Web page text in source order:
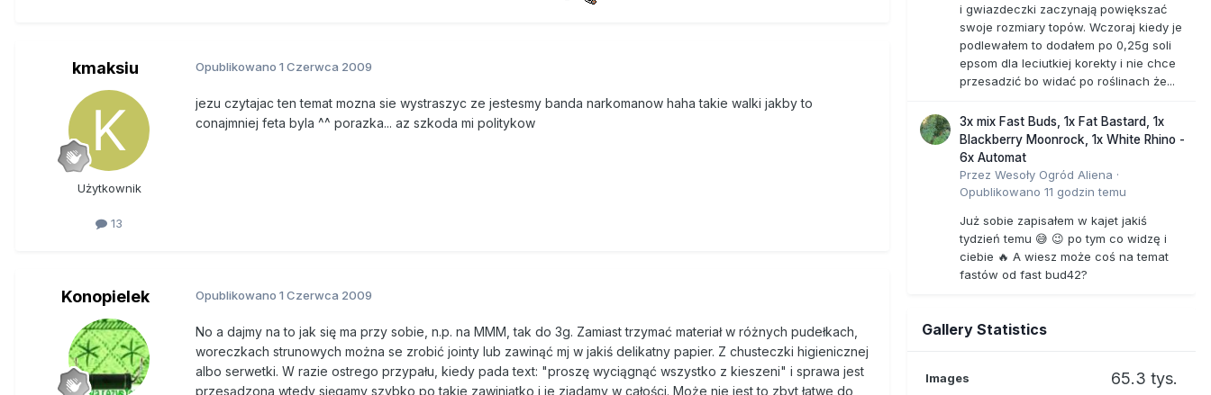
kmaksiu
Użytkownik
13
Opublikowano 1 Czerwca 2009
jezu czytajac ten temat mozna sie wystraszyc ze jestesmy banda narkomanow haha takie walki jakby to
conajmniej feta byla ^^ porazka... az szkoda mi politykow
Konopielek Opublikowano 1 Czerwca 2009
No a dajmy na to jak się ma przy sobie, n.p. na MMM, tak do 3g. Zamiast trzymać materiał w różnych pudełkach,
woreczkach strunowych można se zrobić jointy lub zawinąć mj w jakiś delikatny papier. Z chusteczki higienicznej
albo serwetki. W razie ostrego przypału, kiedy pada text: "proszę wyciągnąć wszystko z kieszeni" i sprawa jest
przesądzona wtedy sięgamy szybko po takie zawiniątko i je zjadamy w całości. Może nie jest to zbyt łatwe do
i gwiazdeczki zaczynają powiększać
swoje rozmiary topów. Wczoraj kiedy je
podlewałem to dodałem po 0,25g soli
epsom dla leciutkiej korekty i nie chce
przesadzić bo widać po roślinach że...
3x mix Fast Buds, 1x Fat Bastard, 1x
Blackberry Moonrock, 1x White Rhino -
6x Automat
Przez Wesoły Ogród Aliena ·
Opublikowano 11 godzin temu
Już sobie zapisałem w kajet jakiś
tydzień temu 😅 😉 po tym co widzę i
ciebie 🔥 A wiesz może coś na temat
fastów od fast bud42?
Gallery Statistics
Images 65.3 tys.